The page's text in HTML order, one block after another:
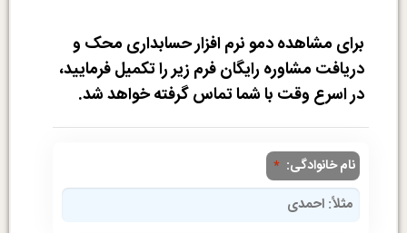
برای مشاهده دمو نرم افزار حسابداری محک و
دریافت مشاوره رایگان فرم زیر را تکمیل فرمایید،
در اسرع وقت با شما تماس گرفته خواهد شد.
نام خانوادگی: *